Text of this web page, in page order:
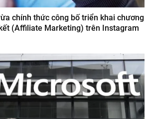
chính thức công bố triển khai chương
(Affiliate Marketing) trên Instagram